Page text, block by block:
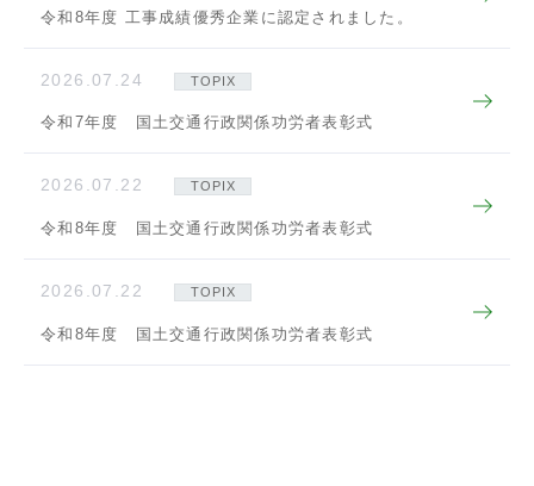
令和8年度 工事成績優秀企業に認定されました。
2026.07.24 TOPIX
令和7年度 国土交通行政関係功労者表彰式
2026.07.22 TOPIX
令和8年度 国土交通行政関係功労者表彰式
2026.07.22 TOPIX
令和8年度 国土交通行政関係功労者表彰式